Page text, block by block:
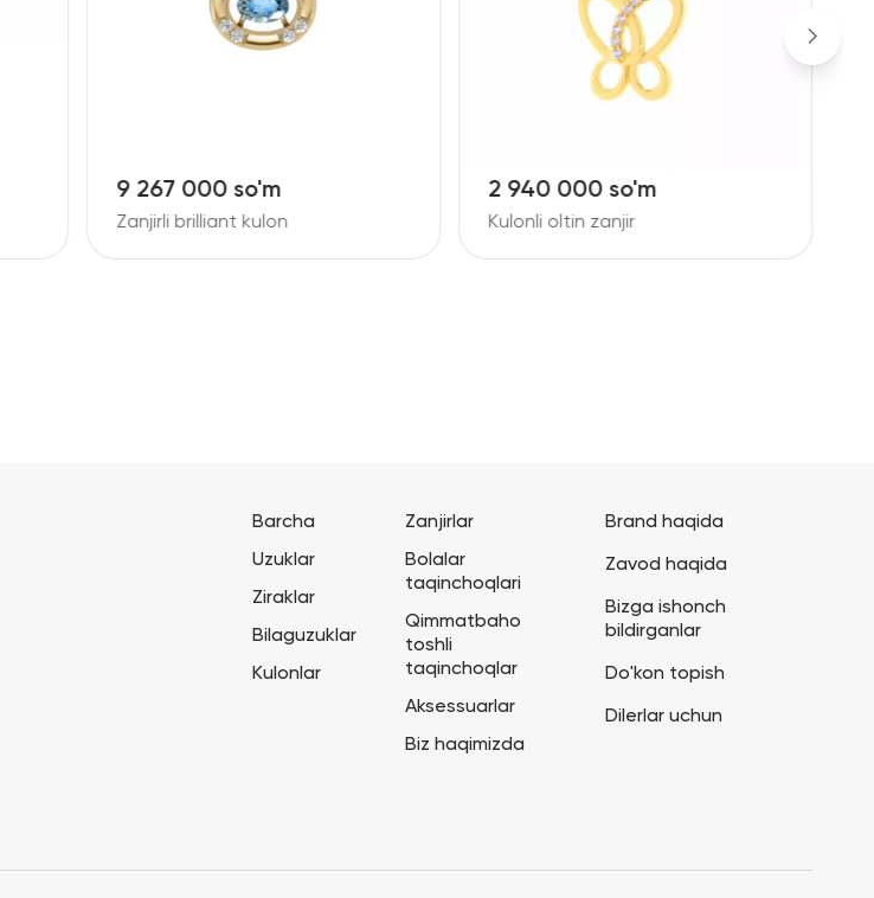
9 267 000 so'm
Zanjirli brilliant kulon
2 940 000 so'm
Kulonli oltin zanjir
Barcha
Uzuklar
Ziraklar
Bilaguzuklar
Kulonlar
Zanjirlar
Bolalar
taqinchoqlari
Qimmatbaho
toshli
taqinchoqlar
Aksessuarlar
Biz haqimizda
Brand haqida
Zavod haqida
Bizga ishonch
bildirganlar
Do'kon topish
Dilerlar uchun